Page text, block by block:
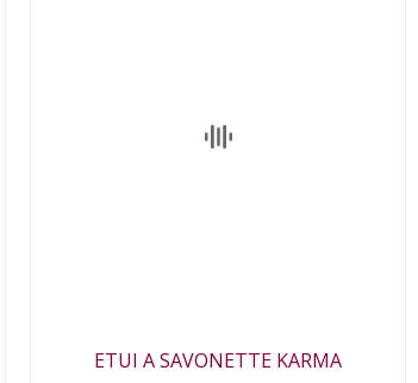
ETUI A SAVONETTE KARMA